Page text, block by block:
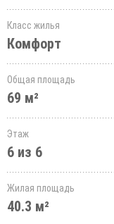
Класс жилья
Комфорт
Общая площадь
69 м²
Этаж
6 из 6
Жилая площадь
40.3 м²